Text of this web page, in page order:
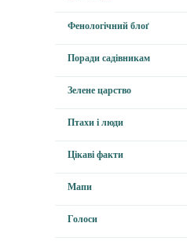
Фенологічний блоґ
Поради садівникам
Зелене царство
Птахи і люди
Цікаві факти
Мапи
Голоси